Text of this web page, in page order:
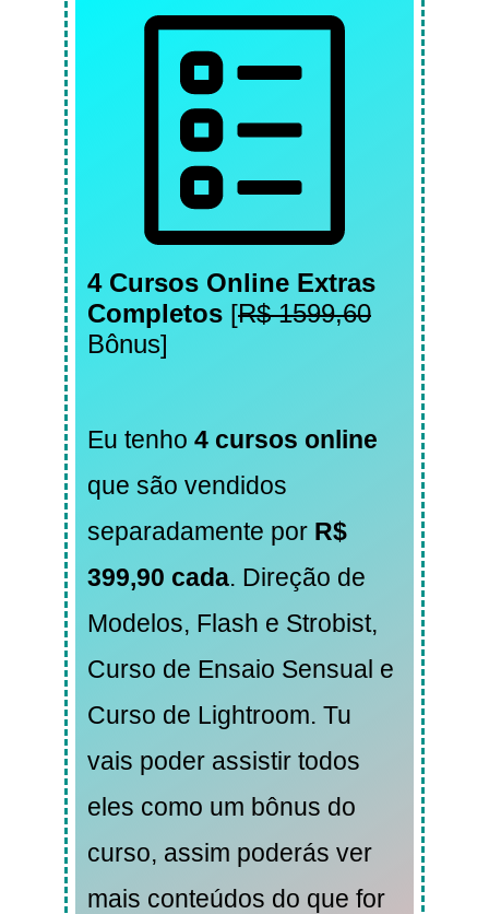
4 Cursos Online Extras
Completos [R$ 1599,60
Bônus]
Eu tenho 4 cursos online
que são vendidos
separadamente por R$
399,90 cada. Direção de
Modelos, Flash e Strobist,
Curso de Ensaio Sensual e
Curso de Lightroom. Tu
vais poder assistir todos
eles como um bônus do
curso, assim poderás ver
mais conteúdos do que for